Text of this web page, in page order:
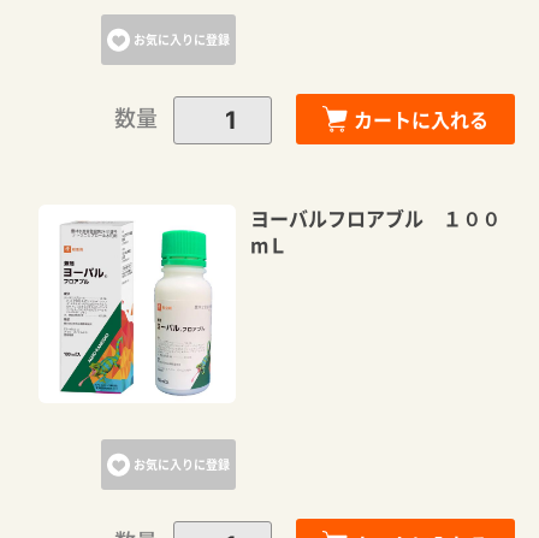
お気に入りに登録
数量 カートに入れる
お気に入りに登録
ヨーバルフロアブル １００
mＬ